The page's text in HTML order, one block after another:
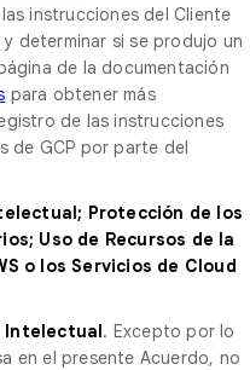
instrucciones del Cliente
determinar si se produjo un
de la documentación
para obtener más
de las instrucciones
de GCP por parte del
Protección de los
Uso de Recursos de la
o los Servicios de Cloud
Intelectual. Excepto por lo
en el presente Acuerdo, no